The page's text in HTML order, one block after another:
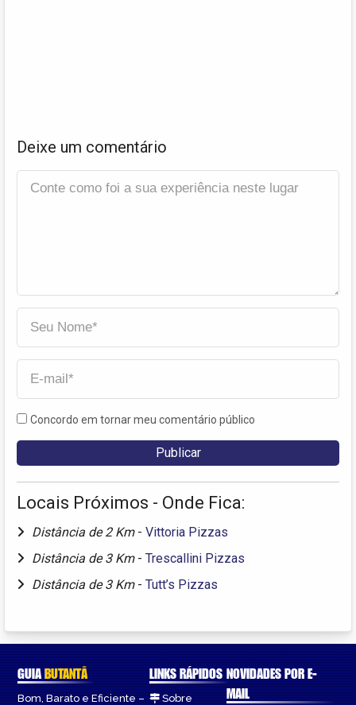
Deixe um comentário
Concordo em tornar meu comentário público
Locais Próximos - Onde Fica:
Distância de 2 Km - Vittoria Pizzas
Distância de 3 Km - Trescallini Pizzas
Distância de 3 Km - Tutt’s Pizzas
GUIABUTANTÃ
Bom, Barato e Eficiente –
LINKS RÁPIDOS
Sobre
NOVIDADES POR E-
MAIL